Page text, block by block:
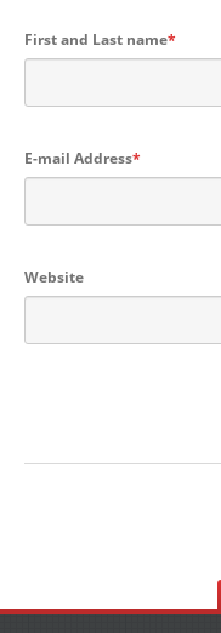
First and Last name*
E-mail Address*
Website